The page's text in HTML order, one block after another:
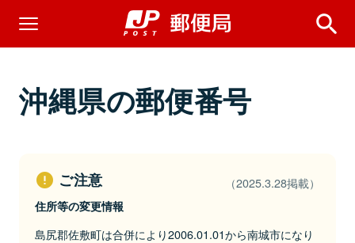
沖縄県の郵便番号
ご注意 （2025.3.28掲載）
住所等の変更情報
島尻郡佐敷町は合併により2006.01.01から南城市になり